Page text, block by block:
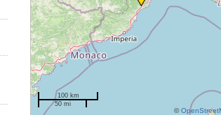
100 km
50 mi
©